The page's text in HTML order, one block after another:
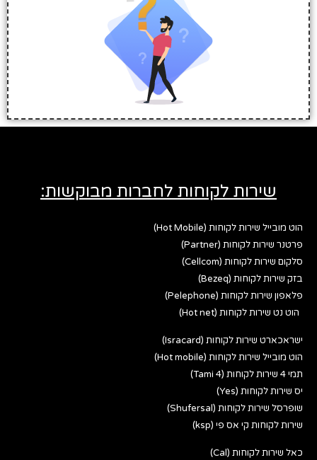
שירות לקוחות לחברות מבוקשות:
הוט מובייל שירות לקוחות (Hot Mobile)
פרטנר שירות לקוחות (Partner)
סלקום שירות לקוחות (Cellcom)
בזק שירות לקוחות (Bezeq)
פלאפון שירות לקוחות (Pelephone)
הוט נט שירות לקוחות (Hot net)
ישראכארט שירות לקוחות (Isracard)
הוט מובייל שירות לקוחות (Hot mobile)
תמי 4 שירות לקוחות (Tami 4)
יס שירות לקוחות (Yes)
שופרסל שירות לקוחות (Shufersal)
שירות לקוחות קי אס פי (ksp)
כאל שירות לקוחות (Cal)